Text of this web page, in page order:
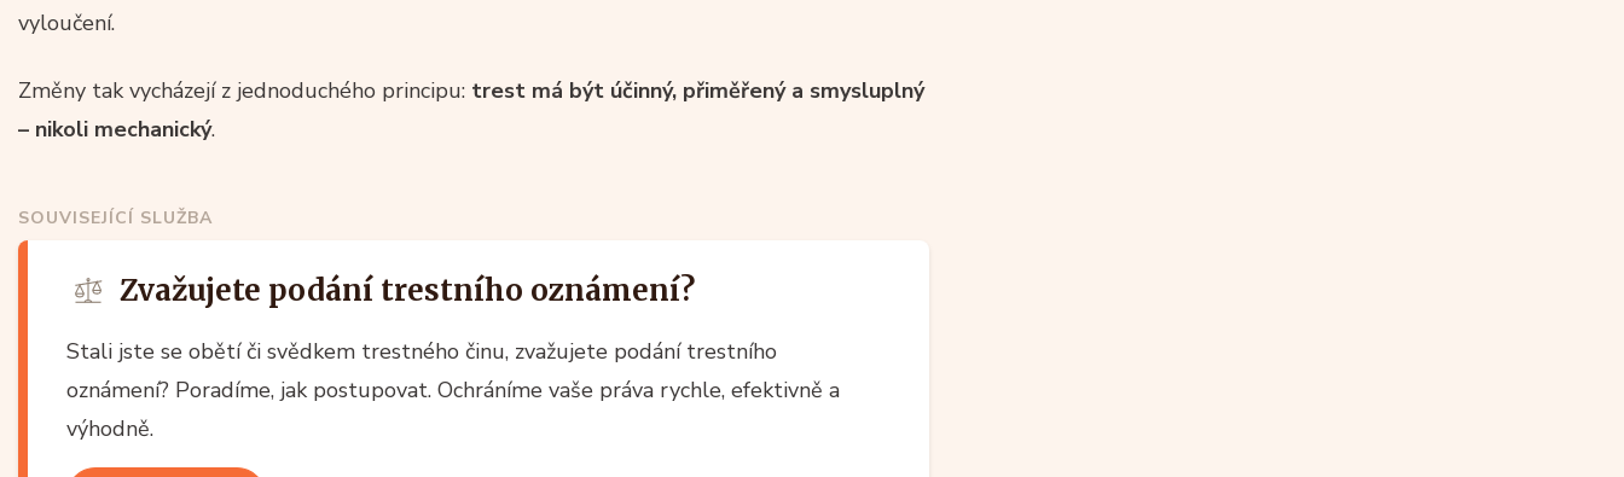
vyloučení.
Změny tak vycházejí z jednoduchého principu: trest má být účinný, přiměřený a smysluplný
– nikoli mechanický.
SOUVISEJÍCÍ SLUŽBA
Zvažujete podání trestního oznámení?
Stali jste se obětí či svědkem trestného činu, zvažujete podání trestního
oznámení? Poradíme, jak postupovat. Ochráníme vaše práva rychle, efektivně a
výhodně.